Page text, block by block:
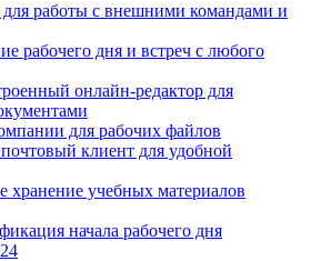
для работы с внешними командами и
рабочего дня и встреч с любого
онлайн-редактор для
для рабочих файлов
клиент для удобной
хранение учебных материалов
начала рабочего дня